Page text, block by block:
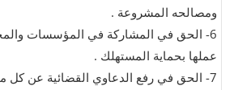
ومصالحه المشروعة .
6- الحق في المشاركة في المؤسسات
عملها بحماية المستهلك .
7- الحق في رفع الدعاوي القضائية عن كل